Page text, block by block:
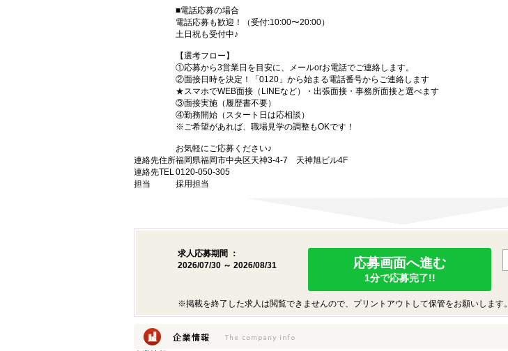
■電話応募の場合
電話応募も歓迎！（受付:10:00〜20:00）
土日祝も受付中♪
【選考フロー】
①応募から3営業日を目安に、メールorお電話でご連絡します。
②面接日時を決定！「0120」から始まる電話番号からご連絡します
★スマホでWEB面接（LINEなど）・出張面接・事務所面接と選べます
③面接実施（履歴書不要）
④勤務開始（スタート日は応相談）
※ご希望があれば、職場見学の調整もOKです！
お気軽にご応募ください♪
連絡先住所福岡県福岡市中央区天神3-4-7 天神旭ビル4F
連絡先TEL0120-050-305
担当
採用担当
求人応募期間 ：
2026/07/30 ～ 2026/08/31
応募画面へ進む
1分で応募完了!!
※掲載を終了した求人は閲覧できませんので、プリントアウトして保管をお願いします。